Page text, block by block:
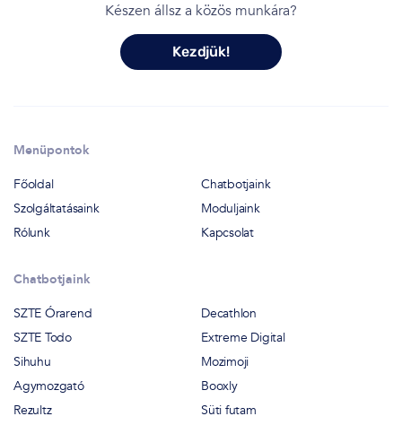
Készen állsz a közös munkára?
Kezdjük!
Menüpontok
Főoldal
Szolgáltatásaink
Rólunk
Chatbotjaink
Moduljaink
Kapcsolat
Chatbotjaink
SZTE Órarend
SZTE Todo
Sihuhu
Agymozgató
Rezultz
Decathlon
Extreme Digital
Mozimoji
Booxly
Süti futam